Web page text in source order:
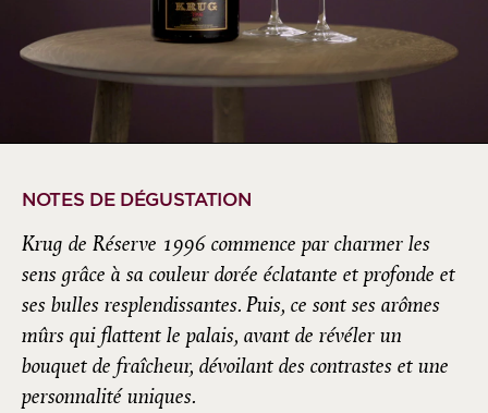
NOTES DE DÉGUSTATION
Krug de Réserve 1996 commence par charmer les
sens grâce à sa couleur dorée éclatante et profonde et
ses bulles resplendissantes. Puis, ce sont ses arômes
mûrs qui flattent le palais, avant de révéler un
bouquet de fraîcheur, dévoilant des contrastes et une
personnalité uniques.